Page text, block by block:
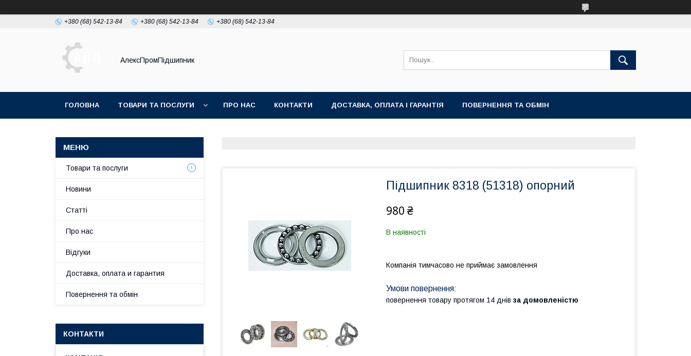
+380 (68) 542-13-84 +380 (68) 542-13-84 +380 (68) 542-13-84
АлексПромПідшипник
ГОЛОВНА ТОВАРИ ТА ПОСЛУГИ ПРО НАС КОНТАКТИ ДОСТАВКА, ОПЛАТА І ГАРАНТІЯ ПОВЕРНЕННЯ ТА ОБМІН
Підшипник 8318 (51318) опорний
980 ₴
В наявності
Компанія тимчасово не приймає замовлення
повернення товару протягом 14 днів за домовленістю
Товари та послуги
Новини
Статті
Про нас
Відгуки
Доставка, оплата и гарантия
Повернення та обмін
КОНТАКТИ